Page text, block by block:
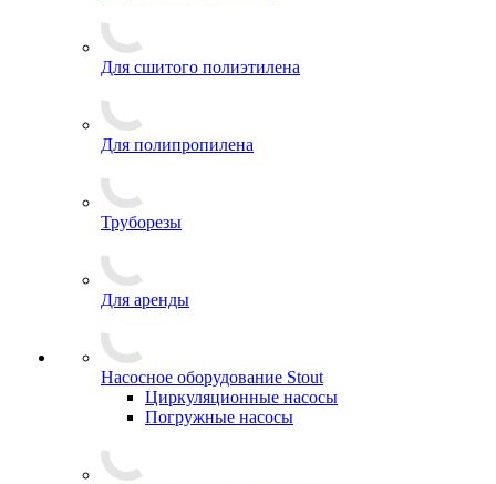
Для сшитого полиэтилена
Для полипропилена
Труборезы
Для аренды
Насосное оборудование Stout
Циркуляционные насосы
Погружные насосы